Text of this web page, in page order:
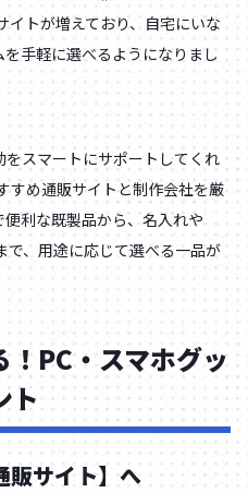
イトが増えており、自宅にいな
手軽に選べるようになりまし
スマートにサポートしてくれ
すめ通販サイトと制作会社を厳
利な既製品から、名入れや
で、用途に応じて選べる一品が
PC・スマホグッ
ト
販サイト】へ